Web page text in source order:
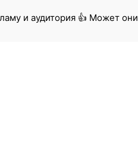
и аудитория 👍 Может они